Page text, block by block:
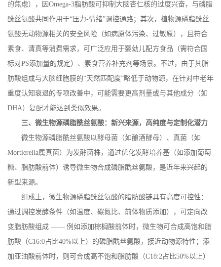
的焦虑），因 Omega-3脂肪酸可抑制大脑杏仁核的过度兴奋，与磷脂
酰丝氨酸共同作用于“压力-情绪”调控通路；其次，植物源磷脂酰丝
氨酸无动物源相关的安全风险（如病原体污染、过敏原），且符合
素食、清真等消费需求，可广泛应用于婴幼儿配方食品（需符合国
标对PS添加量的规定）、素食营养补充剂等场景。不过，由于其脂
肪酸组成与大脑细胞膜的“天然匹配度”略低于动物源，在针对中老年
重度认知衰退的专项改善中，可能需要更高剂量或与其他成分（如
DHA）复配才能达到类似效果。
三、微生物源磷脂酰丝氨酸：新兴来源，高纯度与定制化潜力
微生物源磷脂酰丝氨酸以酵母菌（如酿酒酵母）、真菌（如
Mortierella属真菌）为发酵菌株，通过优化发酵培养基（如添加葡萄
糖、脂肪酸前体）诱导微生物合成磷脂酰丝氨酸，是近年来兴起的
新型来源。
组成上，微生物源磷脂酰丝氨酸的脂肪酸链具有高度可控性：
通过调控发酵条件（如温度、碳氮比、前体物质添加），可定向改
变脂肪酸组成 —— 例如添加棕榈酸前体时，微生物可合成高饱和脂
肪酸（C16:0占比40%以上）的磷脂酰丝氨酸，接近动物源特性；添
加亚油酸前体时，则可合成高不饱和脂肪酸（C18:2占比50%以上）